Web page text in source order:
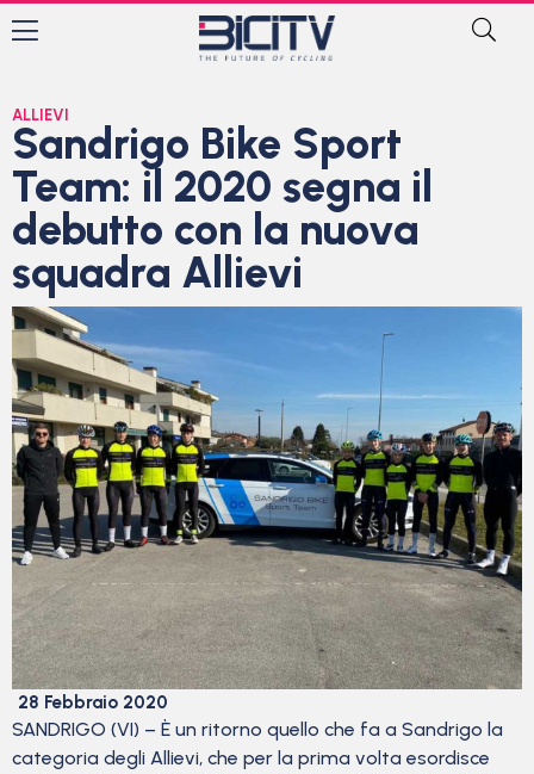
ALLIEVI
Sandrigo Bike Sport
Team: il 2020 segna il
debutto con la nuova
squadra Allievi
28 Febbraio 2020
SANDRIGO (VI) – È un ritorno quello che fa a Sandrigo la
categoria degli Allievi, che per la prima volta esordisce